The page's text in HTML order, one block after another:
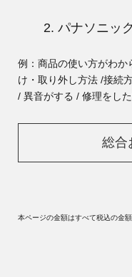
2. パナソニッ
例：商品の使い方がわ
け・取り外し方法 /接続
/ 異音がする / 修理をし
総合
本ページの金額はすべて税込の金額